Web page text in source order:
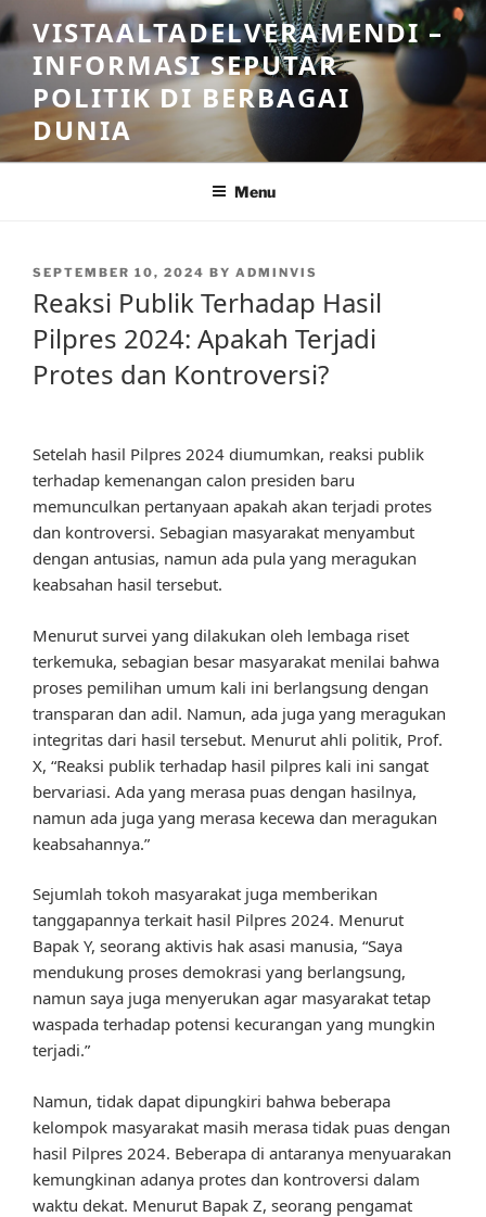
Skip
to
content
VISTAALTADELVERAMENDI –
INFORMASI SEPUTAR
POLITIK DI BERBAGAI
DUNIA
Menu
POSTED
SEPTEMBER 10, 2024 BY ADMINVIS
Reaksi Publik Terhadap Hasil
Pilpres 2024: Apakah Terjadi
Protes dan Kontroversi?
Setelah hasil Pilpres 2024 diumumkan, reaksi publik
terhadap kemenangan calon presiden baru
memunculkan pertanyaan apakah akan terjadi protes
dan kontroversi. Sebagian masyarakat menyambut
dengan antusias, namun ada pula yang meragukan
keabsahan hasil tersebut.
Menurut survei yang dilakukan oleh lembaga riset
terkemuka, sebagian besar masyarakat menilai bahwa
proses pemilihan umum kali ini berlangsung dengan
transparan dan adil. Namun, ada juga yang meragukan
integritas dari hasil tersebut. Menurut ahli politik, Prof.
X, “Reaksi publik terhadap hasil pilpres kali ini sangat
bervariasi. Ada yang merasa puas dengan hasilnya,
namun ada juga yang merasa kecewa dan meragukan
keabsahannya.”
Sejumlah tokoh masyarakat juga memberikan
tanggapannya terkait hasil Pilpres 2024. Menurut
Bapak Y, seorang aktivis hak asasi manusia, “Saya
mendukung proses demokrasi yang berlangsung,
namun saya juga menyerukan agar masyarakat tetap
waspada terhadap potensi kecurangan yang mungkin
terjadi.”
Namun, tidak dapat dipungkiri bahwa beberapa
kelompok masyarakat masih merasa tidak puas dengan
hasil Pilpres 2024. Beberapa di antaranya menyuarakan
kemungkinan adanya protes dan kontroversi dalam
waktu dekat. Menurut Bapak Z, seorang pengamat